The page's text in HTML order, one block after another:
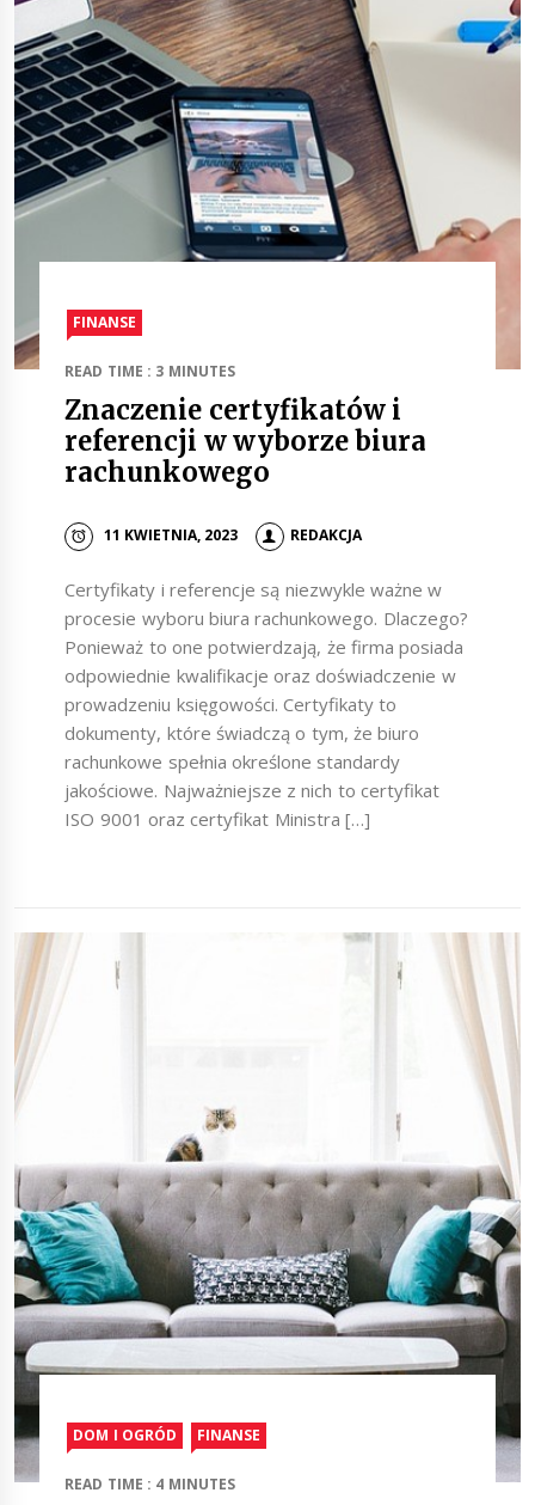
FINANSE
READ TIME : 3 MINUTES
Znaczenie certyfikatów i
referencji w wyborze biura
rachunkowego
11 KWIETNIA, 2023 REDAKCJA
Certyfikaty i referencje są niezwykle ważne w
procesie wyboru biura rachunkowego. Dlaczego?
Ponieważ to one potwierdzają, że firma posiada
odpowiednie kwalifikacje oraz doświadczenie w
prowadzeniu księgowości. Certyfikaty to
dokumenty, które świadczą o tym, że biuro
rachunkowe spełnia określone standardy
jakościowe. Najważniejsze z nich to certyfikat
ISO 9001 oraz certyfikat Ministra […]
DOM I OGRÓD FINANSE
READ TIME : 4 MINUTES